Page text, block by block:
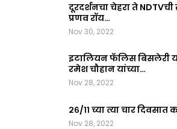
दूरदर्शनचा चेहरा ते NDTVची
प्रणव रॉय…
Nov 30, 2022
इटालियन फॅलिस बिसलेरी
रमेश चौहान यांच्या…
Nov 28, 2022
२६/११ च्या त्या चार
Nov 28, 2022